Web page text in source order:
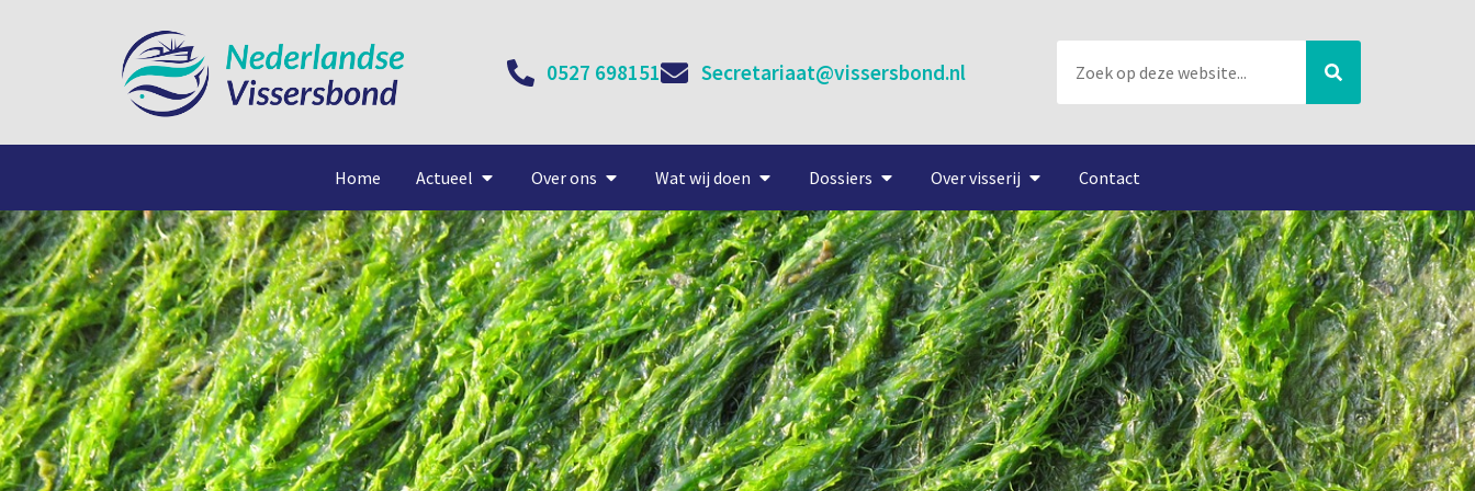
0527 698151 Secretariaat@vissersbond.nl
Home Actueel Over ons Wat wij doen Dossiers Over visserij Contact